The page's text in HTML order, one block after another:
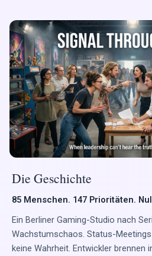
Die Geschichte
85 Menschen. 147 Prioritäten.
Ein Berliner Gaming-Studio nach
Wachstumschaos. Status-
keine Wahrheit. Entwickler brennen